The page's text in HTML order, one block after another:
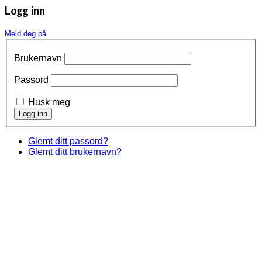
Logg inn
Meld deg på
Brukernavn
Passord
Husk meg
Glemt ditt passord?
Glemt ditt brukernavn?